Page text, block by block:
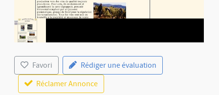
Favori
Rédiger une évaluation
Réclamer Annonce